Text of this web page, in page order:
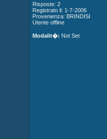
Risposte: 2
Registrato il: 1-7-2006
Provenienza: BRINDISI
Utente offline
Modalit�: Not Set